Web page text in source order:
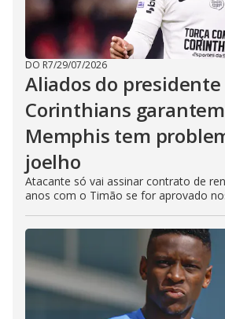
DO R7/29/07/2026
Aliados do presidente
Corinthians
Memphis tem
joelho
Atacante só vai assinar contrato de
anos com o Timão se for aprovado